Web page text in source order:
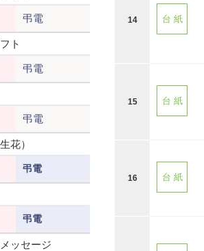
弔電
ト
弔電
弔電
花）
弔電
弔電
ッセージ
14 台 紙
15 台 紙
16 台 紙